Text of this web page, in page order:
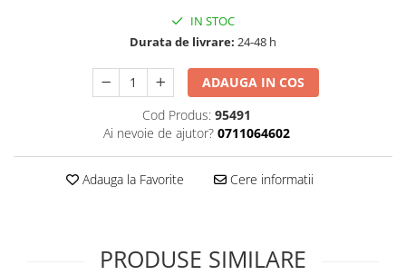
Supliment Vitamina B
Supliment Vitamina C
Supliment Vitamina D3
Supliment Vitamina E
Tincturi si Gemoderivate
IN STOC
Durata de livrare: 24-48 h
ADAUGA IN COS
Cod Produs: 95491
Ai nevoie de ajutor? 0711064602
Adauga la Favorite Cere informatii
PRODUSE SIMILARE